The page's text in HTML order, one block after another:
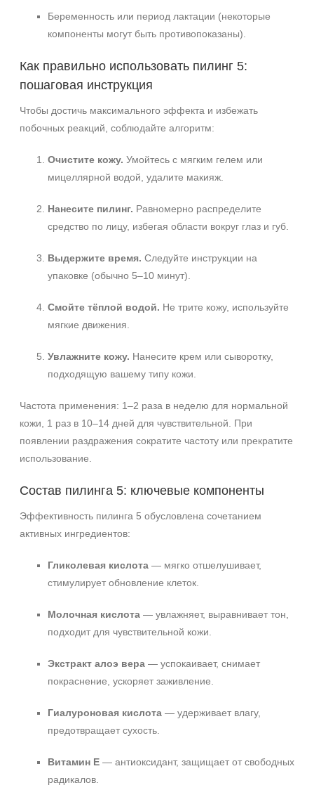
Беременность или период лактации (некоторые
компоненты могут быть противопоказаны).
Как правильно использовать пилинг 5:
пошаговая инструкция
Чтобы достичь максимального эффекта и избежать
побочных реакций, соблюдайте алгоритм:
Очистите кожу. Умойтесь с мягким гелем или
мицеллярной водой, удалите макияж.
Нанесите пилинг. Равномерно распределите
средство по лицу, избегая области вокруг глаз и губ.
Выдержите время. Следуйте инструкции на
упаковке (обычно 5–10 минут).
Смойте тёплой водой. Не трите кожу, используйте
мягкие движения.
Увлажните кожу. Нанесите крем или сыворотку,
подходящую вашему типу кожи.
Частота применения: 1–2 раза в неделю для нормальной
кожи, 1 раз в 10–14 дней для чувствительной. При
появлении раздражения сократите частоту или прекратите
использование.
Состав пилинга 5: ключевые компоненты
Эффективность пилинга 5 обусловлена сочетанием
активных ингредиентов:
Гликолевая кислота — мягко отшелушивает,
стимулирует обновление клеток.
Молочная кислота — увлажняет, выравнивает тон,
подходит для чувствительной кожи.
Экстракт алоэ вера — успокаивает, снимает
покраснение, ускоряет заживление.
Гиалуроновая кислота — удерживает влагу,
предотвращает сухость.
Витамин Е — антиоксидант, защищает от свободных
радикалов.